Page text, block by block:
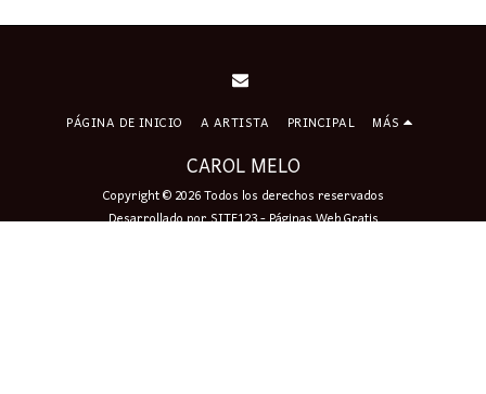
CAROL MELO
Copyright © 2026 Todos los derechos reservados
Desarrollado porSITE123-Páginas Web Gratis
PÁGINA DE INICIO A ARTISTA PRINCIPAL MÁS